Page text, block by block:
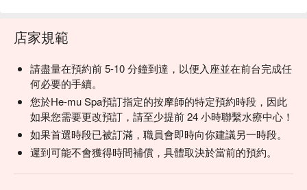
店家規範
請盡量在預約前 5-10 分鐘到達，以便入座並在前台完成任
何必要的手續。
您於He-mu Spa預訂指定的按摩師的特定預約時段，因此
如果您需要更改預訂，請至少提前 24 小時聯繫水療中心！
如果首選時段已被訂滿，職員會即時向你建議另一時段。
遲到可能不會獲得時間補償，具體取決於當前的預約。